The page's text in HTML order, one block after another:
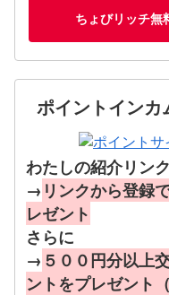
ちょびリッチ無
ポイントインカ
わたしの紹介リン
→ リンクから登録
レゼント
さらに
→ ５００円分以上
ントをプレゼント